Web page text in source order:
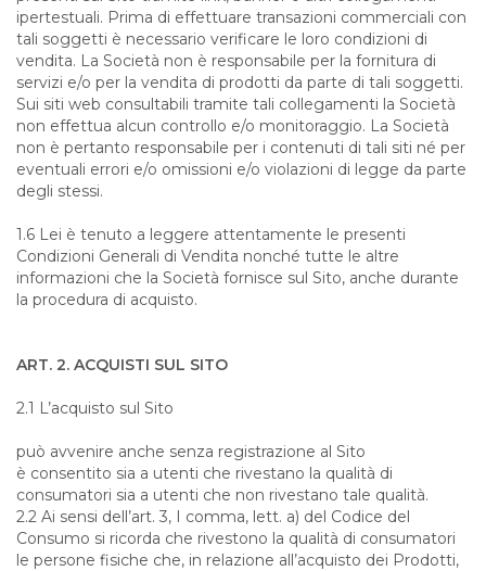
ipertestuali. Prima di effettuare transazioni commerciali con
tali soggetti è necessario verificare le loro condizioni di
vendita. La Società non è responsabile per la fornitura di
servizi e/o per la vendita di prodotti da parte di tali soggetti.
Sui siti web consultabili tramite tali collegamenti la Società
non effettua alcun controllo e/o monitoraggio. La Società
non è pertanto responsabile per i contenuti di tali siti né per
eventuali errori e/o omissioni e/o violazioni di legge da parte
degli stessi.
1.6 Lei è tenuto a leggere attentamente le presenti
Condizioni Generali di Vendita nonché tutte le altre
informazioni che la Società fornisce sul Sito, anche durante
la procedura di acquisto.
ART. 2. ACQUISTI SUL SITO
2.1 L’acquisto sul Sito
può avvenire anche senza registrazione al Sito
è consentito sia a utenti che rivestano la qualità di
consumatori sia a utenti che non rivestano tale qualità.
2.2 Ai sensi dell’art. 3, I comma, lett. a) del Codice del
Consumo si ricorda che rivestono la qualità di consumatori
le persone fisiche che, in relazione all’acquisto dei Prodotti,